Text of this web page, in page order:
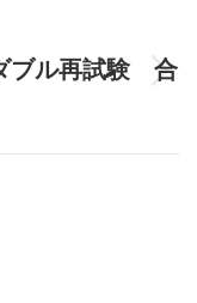
ブル再試験 合